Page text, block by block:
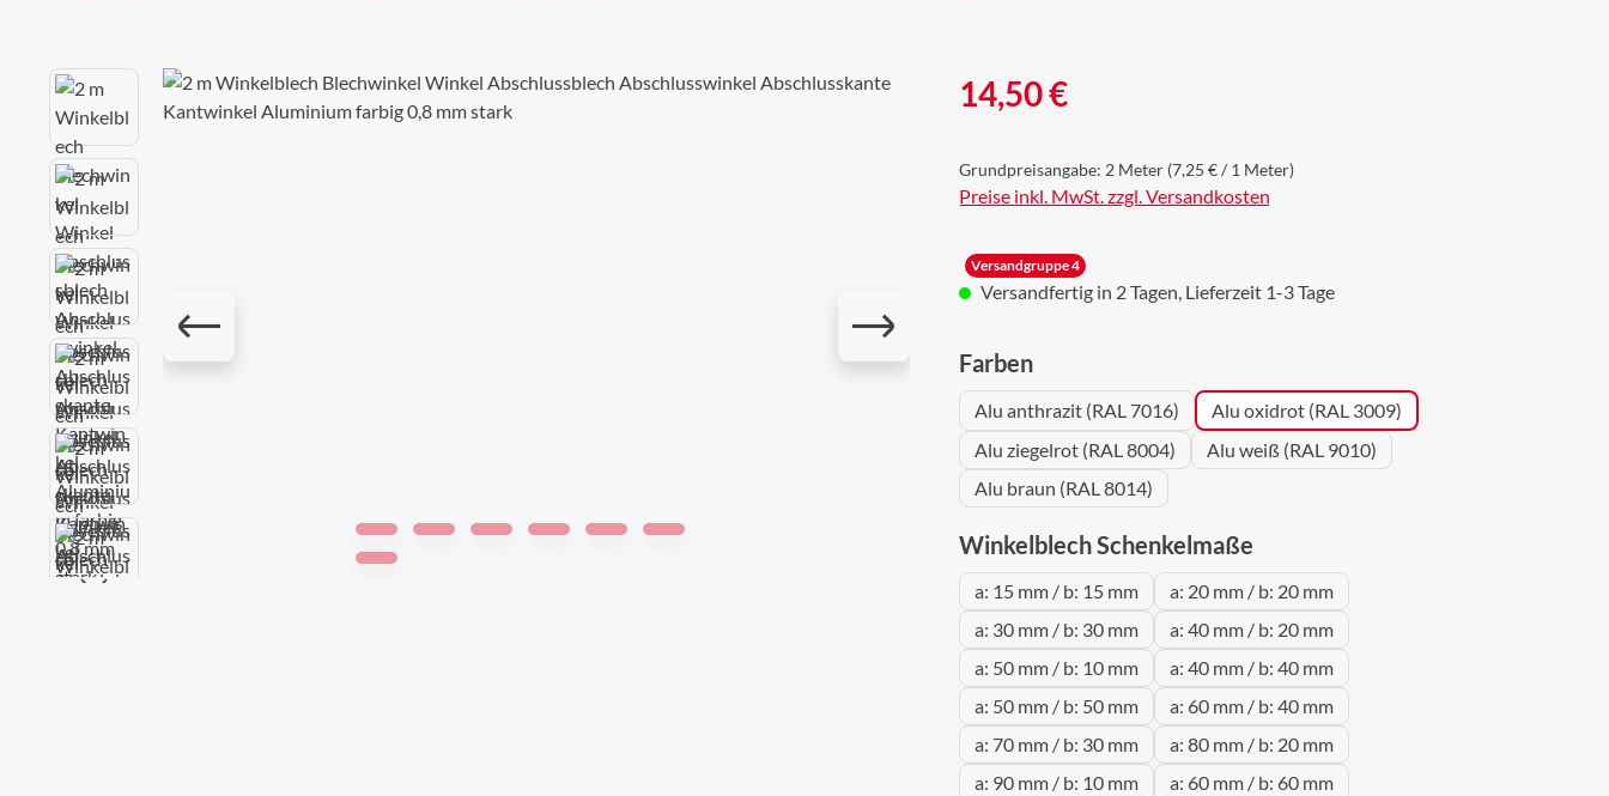
Bildergalerie überspringen Regulärer Preis:
14,50 €
Grundpreisangabe: 2 Meter (7,25 € / 1 Meter)
Preise inkl. MwSt. zzgl. Versandkosten
Versandgruppe 4
Versandfertig in 2 Tagen, Lieferzeit 1-3 Tage
Farbenauswählen
Alu anthrazit (RAL 7016)
Alu oxidrot (RAL 3009)
Alu ziegelrot (RAL 8004)
Alu weiß (RAL 9010)
Alu braun (RAL 8014)
Winkelblech Schenkelmaßeauswählen
a: 15 mm / b: 15 mm
a: 20 mm / b: 20 mm
a: 30 mm / b: 30 mm
a: 40 mm / b: 20 mm
a: 50 mm / b: 10 mm
a: 40 mm / b: 40 mm
a: 50 mm / b: 50 mm
a: 60 mm / b: 40 mm
a: 70 mm / b: 30 mm
a: 80 mm / b: 20 mm
a: 90 mm / b: 10 mm
a: 60 mm / b: 60 mm